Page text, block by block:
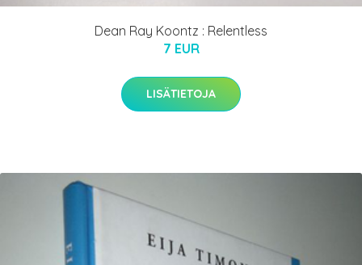
Dean Ray Koontz : Relentless
7 EUR
LISÄTIETOJA